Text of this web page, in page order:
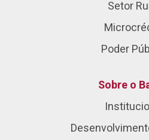
Setor
Poder
Sobre o